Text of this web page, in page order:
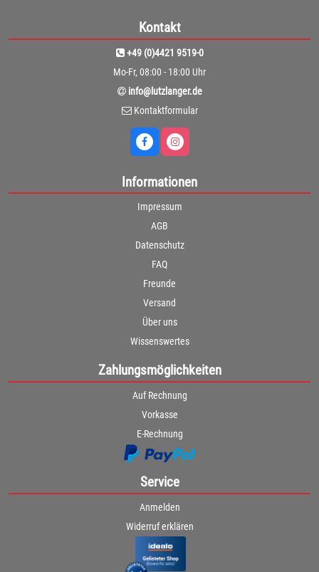
Kontakt
+49 (0)4421 9519-0
Mo-Fr, 08:00 - 18:00 Uhr
info@lutzlanger.de
Kontaktformular
Informationen
Impressum
AGB
Datenschutz
FAQ
Freunde
Versand
Über uns
Wissenswertes
Zahlungsmöglichkeiten
Auf Rechnung
Vorkasse
E-Rechnung
Service
Anmelden
Widerruf erklären